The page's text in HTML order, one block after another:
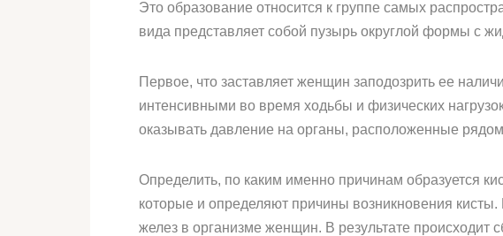
Это образование относится к группе самых
вида представляет собой пузырь округлой формы с
Первое, что заставляет женщин заподозрить ее
интенсивными во время ходьбы и физических
оказывать давление на органы, расположенные
Определить, по каким именно причинам образуется
которые и определяют причины возникновения
желез в организме женщин. В результате происходит